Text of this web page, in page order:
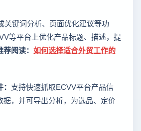
关键词分析、页面优化建议等功
等平台上优化产品标题、描述，提
荐阅读： 如何选择适合外贸工作的
支持快速抓取ECVV平台产品信
据，并可导出分析，为选品、定价